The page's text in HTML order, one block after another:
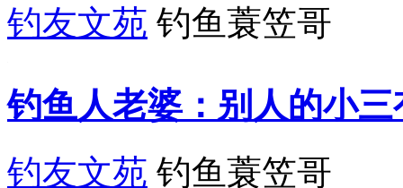
钓友文苑 钓鱼蓑笠哥
钓鱼人老婆：别人的小
钓友文苑 钓鱼蓑笠哥